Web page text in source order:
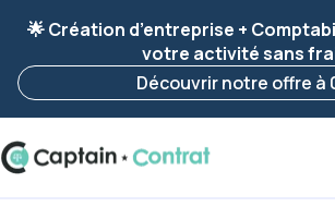
enregistrée 🚀
Reprendre ma
🌟 Création d’entreprise +
votre activité sans
Découvrir notre offre à